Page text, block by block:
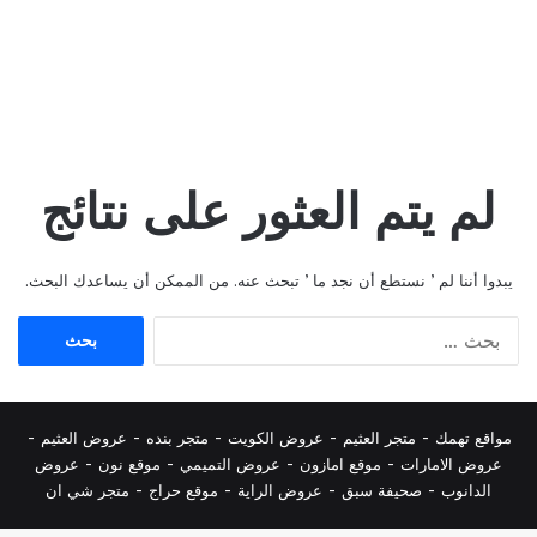
لم يتم العثور على نتائج
يبدوا أننا لم ’ نستطع أن نجد ما ’ تبحث عنه. من الممكن أن يساعدك البحث.
مواقع تهمك - متجر العثيم - عروض الكويت - متجر بنده - عروض العثيم -
عروض الامارات - موقع امازون - عروض التميمي - موقع نون - عروض
الدانوب - صحيفة سبق - عروض الراية - موقع حراج - متجر شي ان